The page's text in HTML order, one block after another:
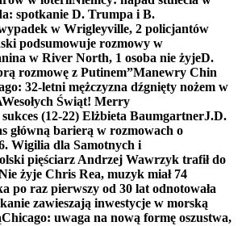
spotkanie D. Trumpa i B.
w Wrigleyville, 2 policjantów
podsumowuje rozmowy w
w River North, 1 osoba nie żyjeD.
rozmowę z Putinem”Manewry Chin
32-letni mężczyzna dźgnięty nożem w
Wesołych Świąt! Merry
(12-22) Elżbieta BaumgartnerJ.D.
główną barierą w rozmowach o
Wigilia dla Samotnych i
pięściarz Andrzej Wawrzyk trafił do
żyje Chris Rea, muzyk miał 74
po raz pierwszy od 30 lat odnotowała
zawieszają inwestycje w morską
Chicago: uwaga na nową formę oszustwa,